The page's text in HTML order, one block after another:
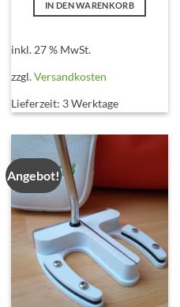
€360,00€240,00.
IN DEN WARENKORB
inkl. 27 % MwSt.
zzgl.Versandkosten
Lieferzeit: 3 Werktage
Angebot!